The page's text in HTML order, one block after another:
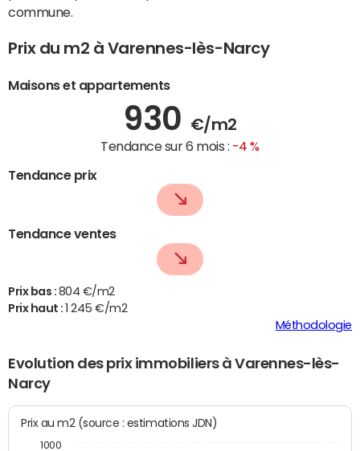
commune.
Prix du m2 à Varennes-lès-Narcy
Maisons et appartements
930 €/m2
Tendance sur 6 mois : -4 %
Tendance prix
Tendance ventes
Prix bas : 804 €/m2
Prix haut :
1 245 €/m2
Méthodologie
Evolution des prix immobiliers à Varennes-lès-
Narcy
Prix au m2 (source : estimations JDN)
1000